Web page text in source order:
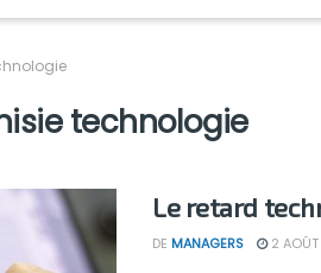
technologie
Le retard
DE MANAGERS 2